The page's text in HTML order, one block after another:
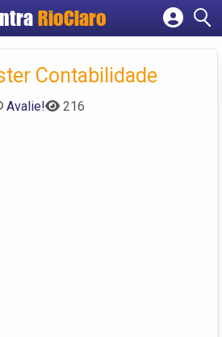
RioClaro
Cadastrar empresa
Criar conta
Contabilidade
Avalie! 216